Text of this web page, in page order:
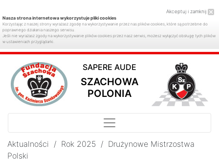
Akceptuj i zamknij
Nasza strona internetowa wykorzystuje pliki cookies
Korzystając z naszej strony wyrażasz zgodę na wykorzystywanie przez nas plików cookies, które są potrzebne do
poprawnego działania naszego serwisu.
Jeśli nie wyrażasz zgody na wykorzystywanie plików cookies przez nasz serwis, możesz wyłączyć obsługę tych plików
w ustawieniach przyglądarki.
SAPERE AUDE
SZACHOWA
POLONIA
Aktualności / Rok 2025 / Drużynowe Mistrzostwa
Polski